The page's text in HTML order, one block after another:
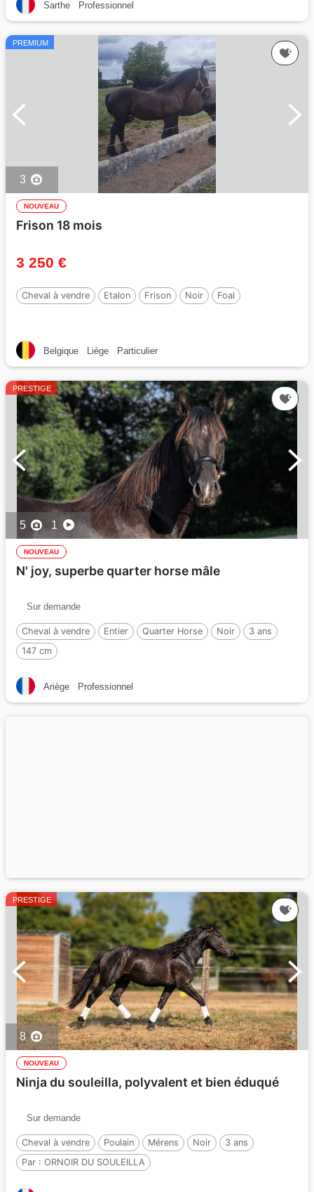
Sarthe Professionnel
PREMIUM
3
NOUVEAU
Frison 18 mois
3 250 €
Cheval à vendre Etalon Frison Noir Foal
Belgique Liège Particulier
PRESTIGE
5 1
NOUVEAU
N' joy, superbe quarter horse mâle
Sur demande
Cheval à vendre Entier Quarter Horse Noir
3 ans
147 cm
Ariège Professionnel
PRESTIGE
8
NOUVEAU
Ninja du souleilla, polyvalent et bien éduqué
Sur demande
Cheval à vendre Poulain Mérens Noir
3 ans
Par : ORNOIR DU SOULEILLA